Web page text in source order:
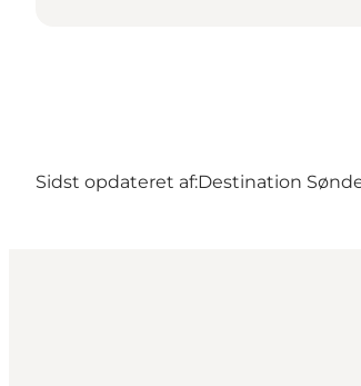
Sidst opdateret af:Destination